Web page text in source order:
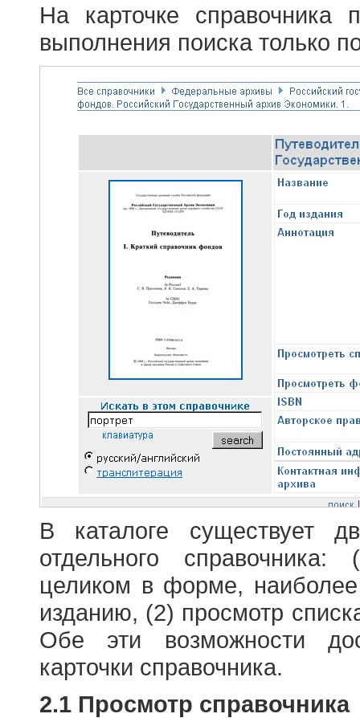
На карточке справочника
выполнения поиска только
В каталоге существует
отдельного
целиком в форме,
изданию, (2) просмотр
Обе эти возможности
карточки справочника.
2.1 Просмотр справочника